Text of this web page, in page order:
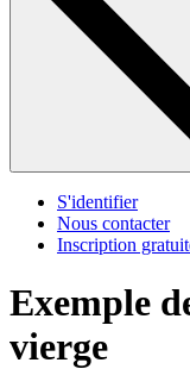
S'identifier
Nous contacter
Inscription
Exemple
vierge